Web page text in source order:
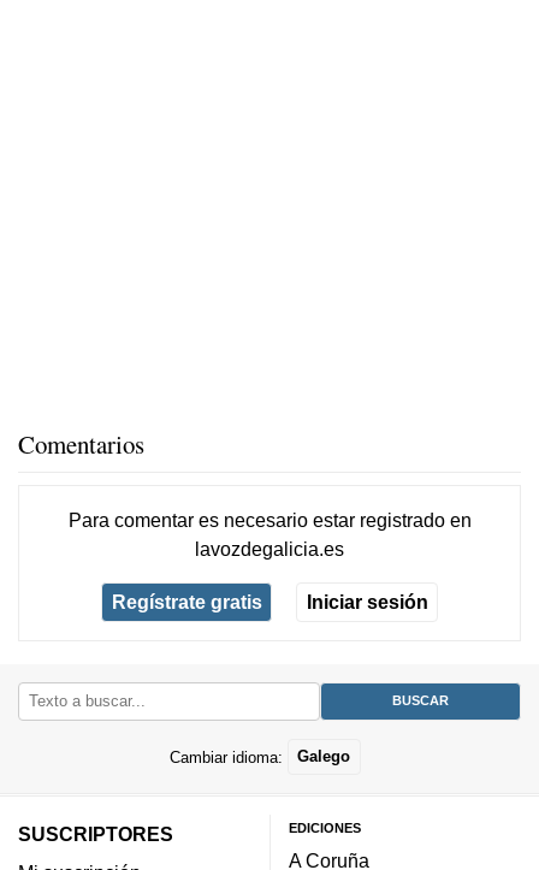
Comentarios
Para comentar es necesario estar registradoen
lavozdegalicia.es
Regístrate gratis Iniciar sesión
Cambiar idioma: Galego
SUSCRIPTORES
EDICIONES
A Coruña